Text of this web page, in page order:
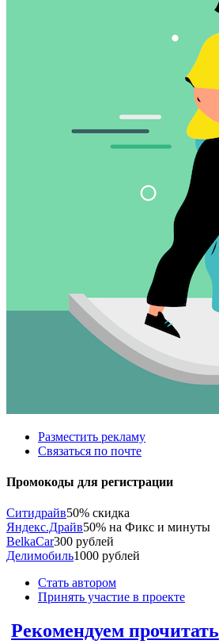
Разместить рекламу
Связаться по почте
Промокоды для регистрации
Ситидрайв50% скидка
Яндекс.Драйв50% на Фикс и минуты
BelkaCar300 рублей
Делимобиль1000 рублей
Стать автором
Принять участие в проекте
Рекомендуем прочитать